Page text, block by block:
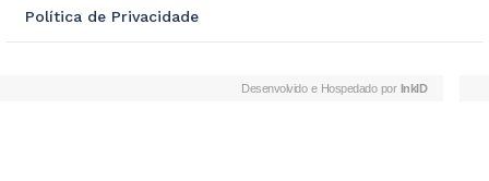
Política de Privacidade
Desenvolvido e Hospedado por InkID